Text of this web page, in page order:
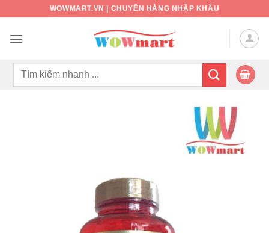
nội
WOWMART.VN | CHUYÊN HÀNG NHẬP KHẨU
Tìm